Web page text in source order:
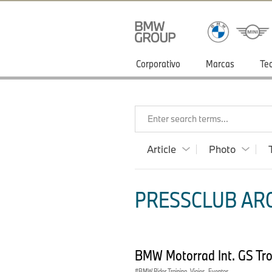
Corporativo Marcas
Enter search terms...
Article Photo
PRESSCLUB
BMW Motorrad Int. GS